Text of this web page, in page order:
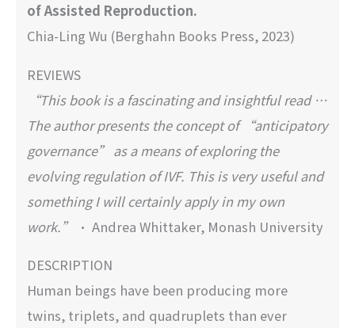
of Assisted Reproduction.
Chia-Ling Wu (Berghahn Books Press, 2023)
REVIEWS
“This book is a fascinating and insightful read …
The author presents the concept of “anticipatory
governance” as a means of exploring the
evolving regulation of IVF. This is very useful and
something I will certainly apply in my own
work.”
• Andrea Whittaker, Monash University
DESCRIPTION
Human beings have been producing more
twins, triplets, and quadruplets than ever